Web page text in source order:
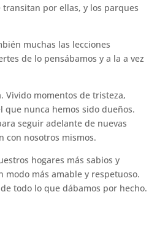
por ellas, y los parques
muchas las lecciones
de lo pensábamos y a la a vez
Vivido momentos de tristeza,
que nunca hemos sido dueños.
seguir adelante de nuevas
con nosotros mismos.
hogares más sabios y
más amable y respetuoso.
todo lo que dábamos por hecho.